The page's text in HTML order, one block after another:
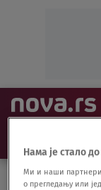
Нама је стало
Ми и наши
о прегледању или